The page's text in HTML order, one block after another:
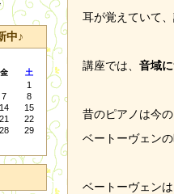
耳が覚えていて
講座では、 音域
昔のピアノは今
ベートーヴェン
ベートーヴェン
中♪
金 土
1
7
8
14
15
21
22
28
29